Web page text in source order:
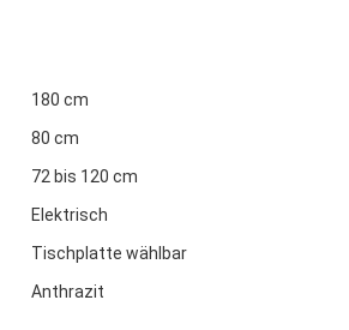
180 cm
80 cm
72 bis 120 cm
Elektrisch
Tischplatte wählbar
Anthrazit